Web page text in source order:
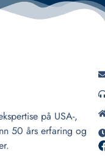
på USA-,
50 års erfaring og